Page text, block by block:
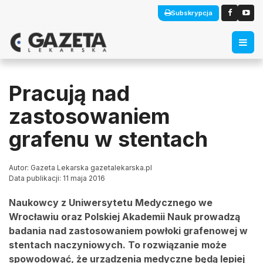
Subskrypcja
Pracują nad
zastosowaniem
grafenu w stentach
Autor: Gazeta Lekarska gazetalekarska.pl
Data publikacji: 11 maja 2016
Naukowcy z Uniwersytetu Medycznego we
Wrocławiu oraz Polskiej Akademii Nauk prowadzą
badania nad zastosowaniem powłoki grafenowej w
stentach naczyniowych. To rozwiązanie może
spowodować, że urządzenia medyczne będą lepiej